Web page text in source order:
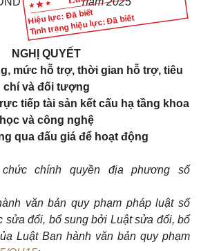
Hiệu lực: Đã biết
Tình trạng hiệu lực: Đã biết
NGHỊ QUYẾT
mức hỗ trợ, thời gian hỗ trợ, tiêu
chí và đối tượng
tiếp tài sản kết cấu hạ tầng khoa
học và công nghệ
qua đấu giá để hoạt động
chính quyền địa phương số
văn bản quy phạm pháp luật số
sửa đổi, bổ sung bởi Luật sửa đổi, bổ
Luật Ban hành văn bản quy phạm